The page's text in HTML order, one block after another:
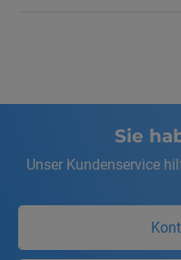
Sie
Unser Kundenservice